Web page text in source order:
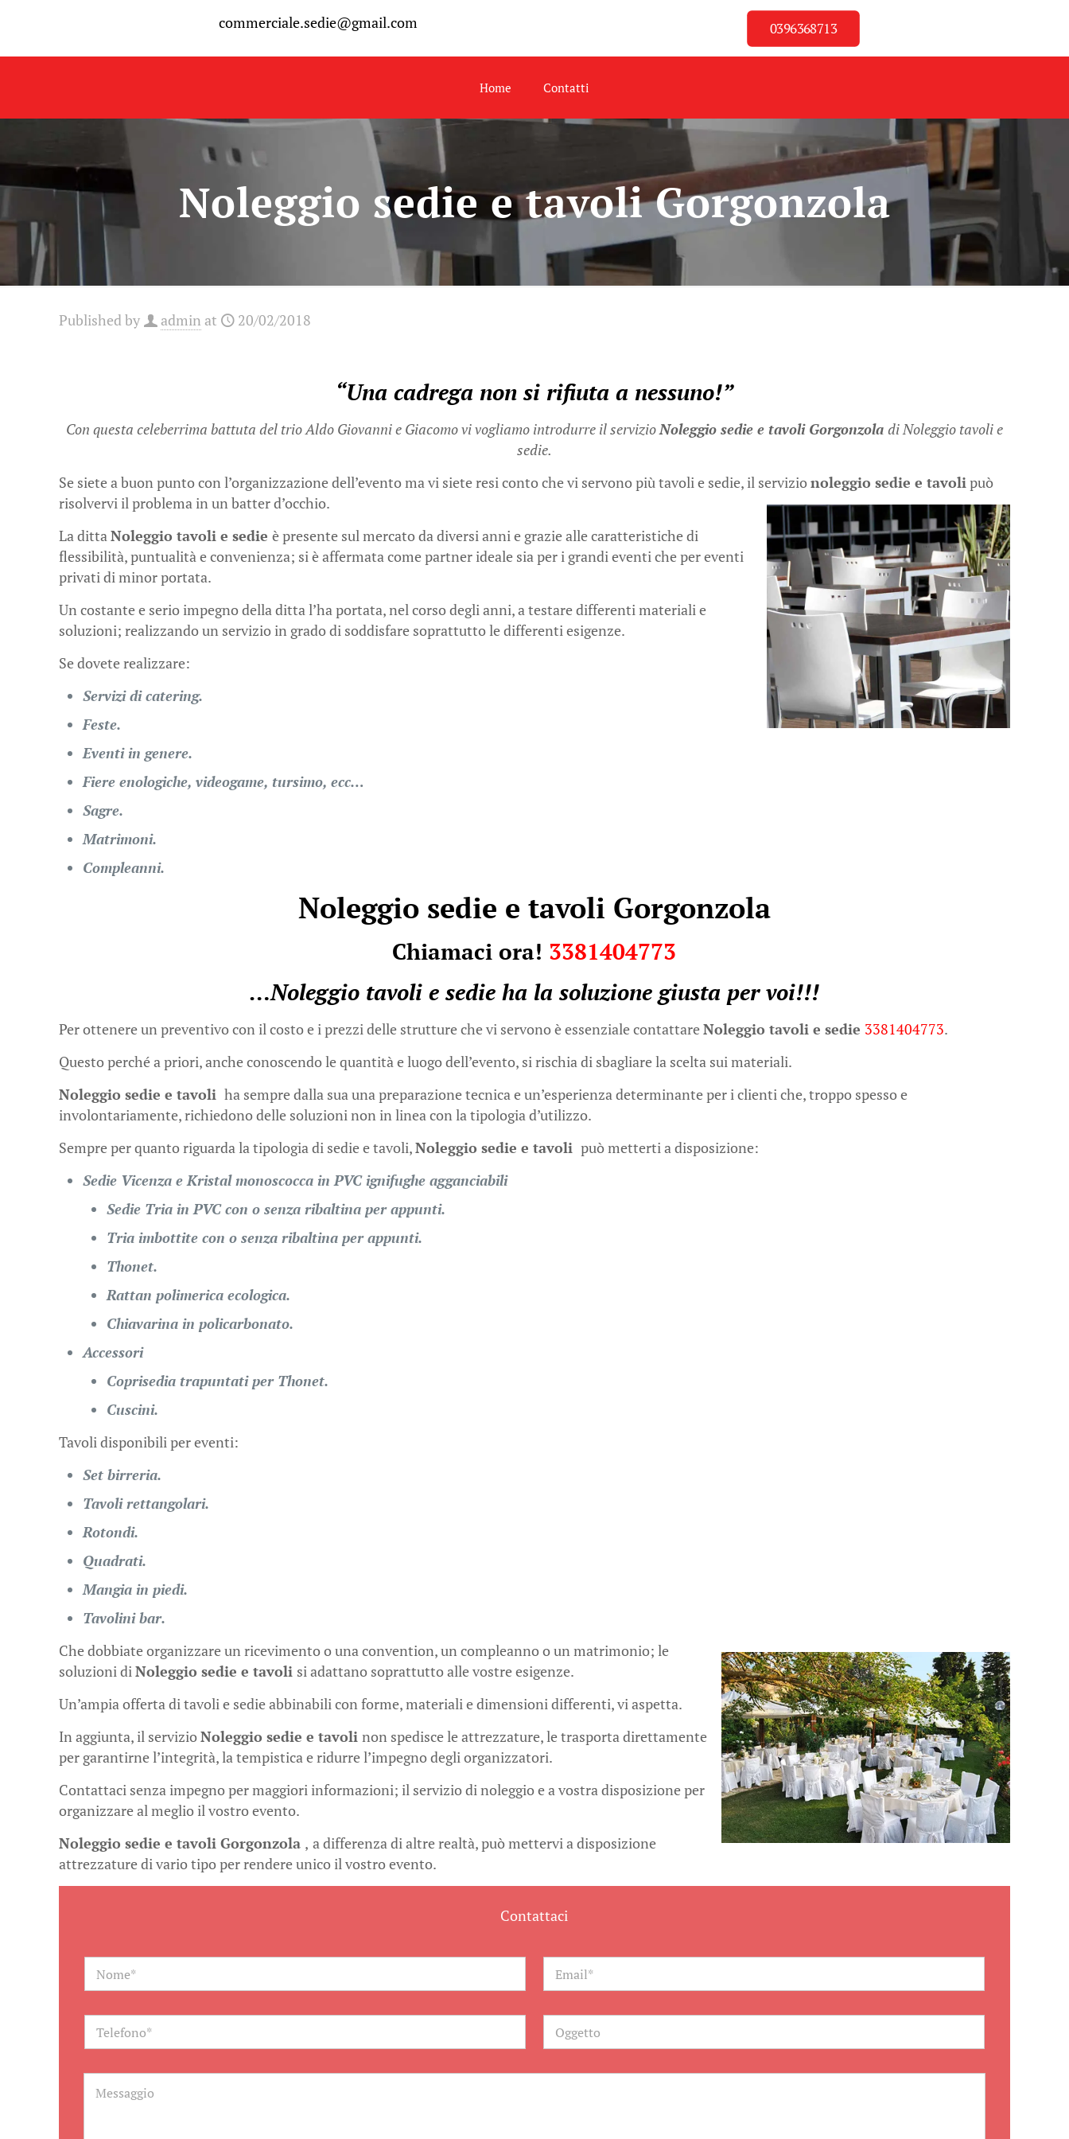
commerciale.sedie@gmail.com 0396368713
Home Contatti
Noleggio sedie e tavoli Gorgonzola
Published by admin at 20/02/2018
“Una cadrega non si rifiuta a nessuno!”
Con questa celeberrima battuta del trio Aldo Giovanni e Giacomo vi vogliamo introdurre il servizioNoleggio sedie e tavoli Gorgonzola di Noleggio tavoli e
sedie.
Se siete a buon punto con l’organizzazione dell’evento ma vi siete resi conto che vi servono più tavoli e sedie, il servizionoleggio sedie e tavolipuò
risolvervi il problema in un batter d’occhio.
La dittaNoleggio tavoli e sedieè presente sul mercato da diversi anni e grazie alle caratteristiche di
flessibilità, puntualità e convenienza; si è affermata come partner ideale sia per i grandi eventi che per eventi
privati di minor portata.
Un costante e serio impegno della ditta l’ha portata, nel corso degli anni, a testare differenti materiali e
soluzioni; realizzando un servizio in grado di soddisfare soprattutto le differenti esigenze.
Se dovete realizzare:
Servizi di catering.
Feste.
Eventi in genere.
Fiere enologiche, videogame, tursimo, ecc…
Sagre.
Matrimoni.
Compleanni.
Noleggio sedie e tavoli Gorgonzola
Chiamaci ora! 3381404773
…Noleggio tavoli e sedie ha la soluzione giusta per voi!!!
Per ottenere un preventivo con il costo e i prezzi delle strutture che vi servono è essenziale contattareNoleggio tavoli e sedie 3381404773.
Questo perché a priori, anche conoscendo le quantità e luogo dell’evento, si rischia di sbagliare la scelta sui materiali.
Noleggio sedie e tavoliha sempre dalla sua una preparazione tecnica e un’esperienza determinante per i clienti che, troppo spesso e
involontariamente, richiedono delle soluzioni non in linea con la tipologia d’utilizzo.
Sempre per quanto riguarda la tipologia di sedie e tavoli,Noleggio sedie e tavoli può metterti a disposizione:
Sedie Vicenza e Kristal monoscocca in PVC ignifughe agganciabili
Sedie Tria in PVC con o senza ribaltina per appunti.
Tria imbottite con o senza ribaltina per appunti.
Thonet.
Rattan polimerica ecologica.
Chiavarina in policarbonato.
Accessori
Coprisedia trapuntati per Thonet.
Cuscini.
Tavoli disponibili per eventi:
Set birreria.
Tavoli rettangolari.
Rotondi.
Quadrati.
Mangia in piedi.
Tavolini bar.
Che dobbiate organizzare un ricevimento o una convention, un compleanno o un matrimonio; le
soluzioni diNoleggio sedie e tavoli si adattano soprattutto alle vostre esigenze.
Un’ampia offerta di tavoli e sedie abbinabili con forme, materiali e dimensioni differenti, vi aspetta.
In aggiunta, il servizioNoleggio sedie e tavolinon spedisce le attrezzature, le trasporta direttamente
per garantirne l’integrità, la tempistica e ridurre l’impegno degli organizzatori.
Contattaci senza impegno per maggiori informazioni; il servizio di noleggio e a vostra disposizione per
organizzare al meglio il vostro evento.
Noleggio sedie e tavoli Gorgonzola , a differenza di altre realtà, può mettervi a disposizione
attrezzature di vario tipo per rendere unico il vostro evento.
Contattaci
N
m
*
E
a
l
T
l
f
O
g
t
M